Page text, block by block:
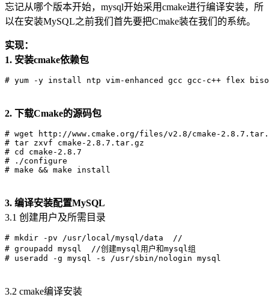
忘记从哪个版本开始，mysql开始采用cmake进行编译安装，所
以在安装MySQL之前我们首先要把Cmake装在我们的系统。
实现：
1. 安装cmake依赖包
2. 下载Cmake的源码包
# wget http://www.cmake.org/files/v2.8/cmake-
# tar zxvf cmake-2.8.7.tar.gz
# cd cmake-2.8.7
# ./configure
3. 编译安装配置MySQL
3.1 创建用户及所需目录
# mkdir -pv /usr/local/mysql/data  //
# groupadd mysql  //创建mysql用户和mysql组
3.2 cmake编译安装